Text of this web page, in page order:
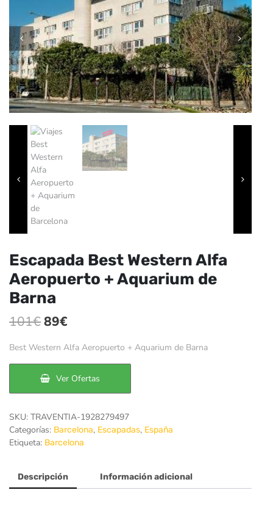
Escapada Best Western Alfa
Aeropuerto + Aquarium de
Barna
101€El
precio
era:
101€.
89€
precio
es:
89€.
Best Western Alfa Aeropuerto + Aquarium de Barna
Ver Ofertas
SKU: TRAVENTIA-1928279497
Categorías: Barcelona, Escapadas, España
Etiqueta: Barcelona
Descripción Información adicional